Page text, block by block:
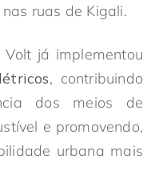
ruas de Kigali.
já implementou
, contribuindo
dos meios de
e promovendo,
urbana mais